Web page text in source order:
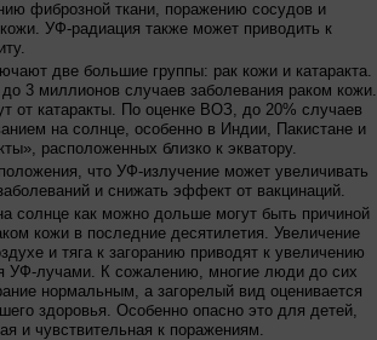
фиброзной ткани, поражению сосудов и
УФ-радиация также может приводить к
две большие группы: рак кожи и катаракта.
3 миллионов случаев заболевания раком кожи.
от катаракты. По оценке ВОЗ, до 20% случаев
на солнце, особенно в Индии, Пакистане и
расположенных близко к экватору.
что УФ-излучение может увеличивать
и снижать эффект от вакцинаций.
солнце как можно дольше могут быть причиной
кожи в последние десятилетия. Увеличение
и тяга к загоранию приводят к увеличению
УФ-лучами. К сожалению, многие люди до сих
нормальным, а загорелый вид оценивается
здоровья. Особенно опасно это для детей,
и чувствительная к поражениям.